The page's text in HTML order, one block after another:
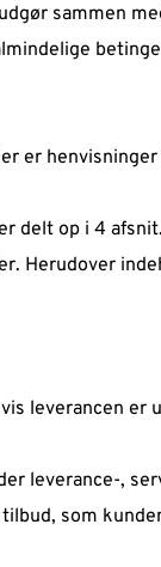
sammen
er
delt op i 4
Herudover
leverancen
leverance-,
som